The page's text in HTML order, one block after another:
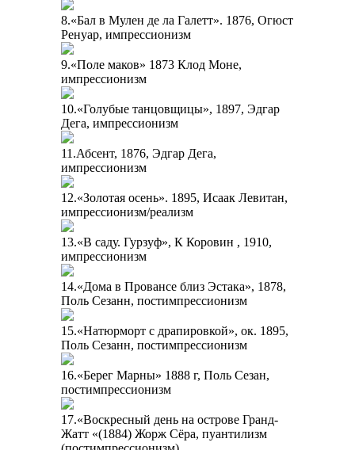
8.«Бал в Мулен де ла Галетт». 1876, Огюст
Ренуар, импрессионизм
9.«Поле маков» 1873 Клод Моне,
импрессионизм
10.«Голубые танцовщицы», 1897, Эдгар
Дега, импрессионизм
11.Абсент, 1876, Эдгар Дега,
импрессионизм
12.«Золотая осень». 1895, Исаак Левитан,
импрессионизм/реализм
13.«В саду. Гурзуф», К Коровин , 1910,
импрессионизм
14.«Дома в Провансе близ Эстака», 1878,
Поль Сезанн, постимпрессионизм
15.«Натюрморт с драпировкой», ок. 1895,
Поль Сезанн, постимпрессионизм
16.«Берег Марны» 1888 г, Поль Сезан,
постимпрессионизм
17.«Воскресный день на острове Гранд-
Жатт «(1884) Жорж Сёра, пуантилизм